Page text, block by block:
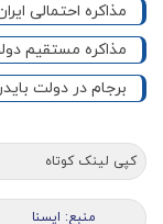
مذاکره احتمالی
مذاکره مستقیم
برجام در دولت
کپی لینک کوتاه
منبع: ايسنا